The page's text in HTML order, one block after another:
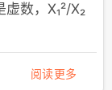
数，X₁²/X₂
阅读更多